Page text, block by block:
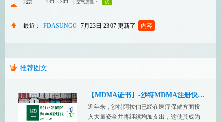
最近： FDASUNGO 7月23日 23:07 更新了 内容
推荐图文
【MDMA证书】-沙特MDMA注册快速下证
近年来，沙特阿拉伯已经在医疗保健方面投
入大量资金并将继续增加支出，这使其成为